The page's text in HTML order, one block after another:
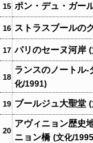
15 ポン・デュ・ガー
16 ストラスブールの
17 パリのセーヌ河岸 (
18
ランスのノートル-
化/1991)
19 ブールジュ大聖堂 (
20
アヴィニョン歴史
ニョン橋 (文化/